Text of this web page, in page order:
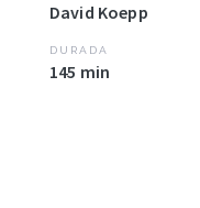
David Koepp
DURADA
145 min